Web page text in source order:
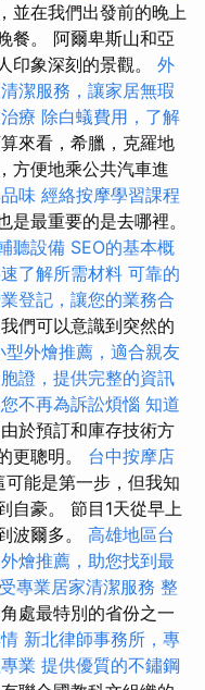
並在我們出發前的晚上
餐。 阿爾卑斯山和亞
印象深刻的景觀。 外
潔服務，讓家居無瑕
療 除白蟻費用，了解
來看，希臘，克羅地
方便地乘公共汽車進
味 經絡按摩學習課程
最重要的是去哪裡。
聽設備 SEO的基本概
了解所需材料 可靠的
登記，讓您的業務合
們可以意識到突然的
型外燴推薦，適合親友
證，提供完整的資訊
不再為訴訟煩惱 知道
由於預訂和庫存技術方
更聰明。 台中按摩店
可能是第一步，但我知
自豪。 節目1天從早上
波爾多。 高雄地區台
燴推薦，助您找到最
專業居家清潔服務 整
處最特別的省份之一
新北律師事務所，專
業 提供優質的不鏽鋼